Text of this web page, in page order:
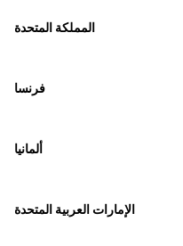
المملكة المتحدة
فرنسا
ألمانيا
الإمارات العربية المتحدة